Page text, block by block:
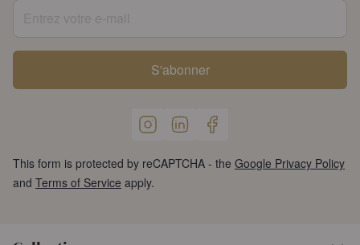
S'abonner
This form is protected by reCAPTCHA - the Google Privacy Policy
and Terms of Service apply.